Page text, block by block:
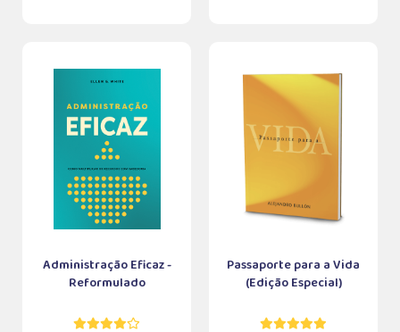
Administração Eficaz -
Reformulado
Passaporte para a Vida
(Edição Especial)